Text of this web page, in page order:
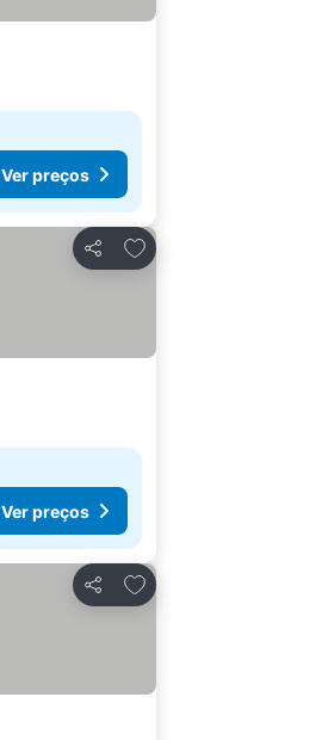
Ver preços
Partilhar
Adicionar aos favoritos
Ver preços
Partilhar
Adicionar aos favoritos